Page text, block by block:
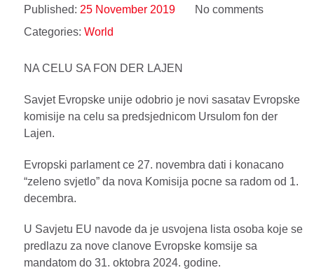
Published: 25 November 2019
No comments
Categories: World
NA CELU SA FON DER LAJEN
Savjet Evropske unije odobrio je novi sasatav Evropske
komisije na celu sa predsjednicom Ursulom fon der
Lajen.
Evropski parlament ce 27. novembra dati i konacano
“zeleno svjetlo” da nova Komisija pocne sa radom od 1.
decembra.
U Savjetu EU navode da je usvojena lista osoba koje se
predlazu za nove clanove Evropske komsije sa
mandatom do 31. oktobra 2024. godine.